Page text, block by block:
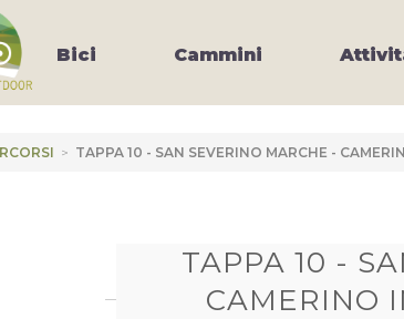
Bici Cammini
> TAPPA 10 - SAN SEVERINO MARCHE -
TAPPA 10 -
CAMERINO